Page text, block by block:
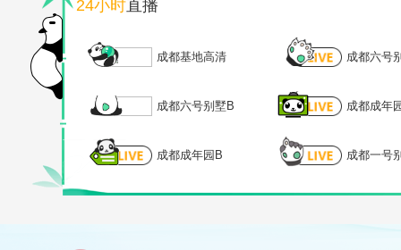
24小时直播
成都基地高清 成都六号
成都六号别墅B 成都成年
成都成年园B 成都一号